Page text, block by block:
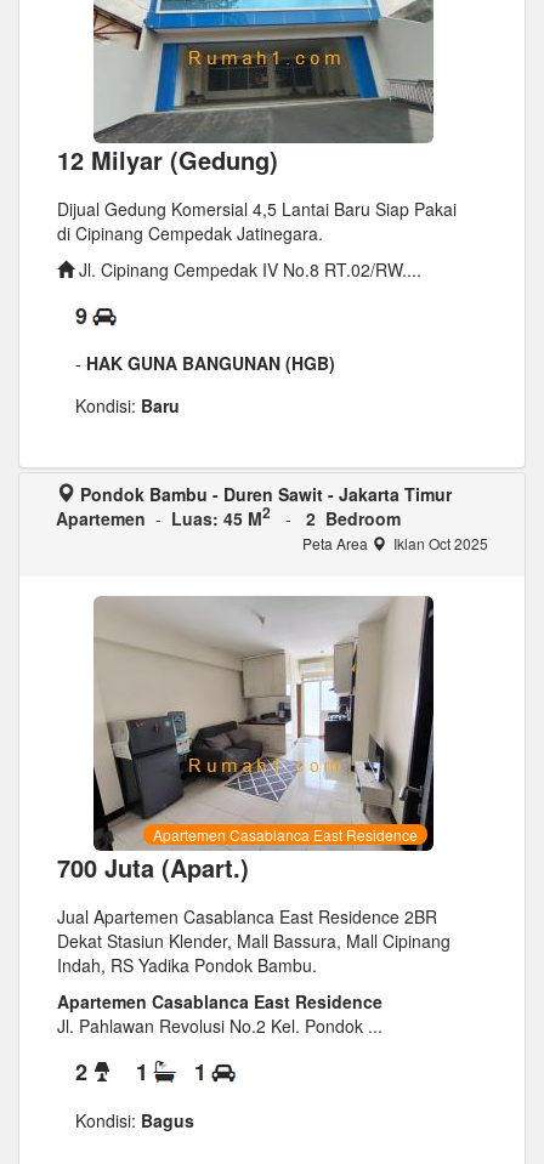
12 Milyar (Gedung)
Dijual Gedung Komersial 4,5 Lantai Baru Siap Pakai
di Cipinang Cempedak Jatinegara.
Jl. Cipinang Cempedak IV No.8 RT.02/RW....
9
- HAK GUNA BANGUNAN (HGB)
Kondisi: Baru
Pondok Bambu - Duren Sawit - Jakarta Timur
Apartemen - Luas: 45 M2 - 2 Bedroom
Peta Area Iklan Oct 2025
Apartemen Casablanca East Residence
700 Juta (Apart.)
Jual Apartemen Casablanca East Residence 2BR
Dekat Stasiun Klender, Mall Bassura, Mall Cipinang
Indah, RS Yadika Pondok Bambu.
Apartemen Casablanca East Residence
Jl. Pahlawan Revolusi No.2 Kel. Pondok ...
2 1 1
Kondisi: Bagus